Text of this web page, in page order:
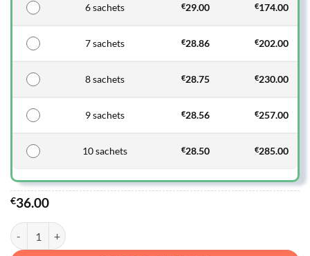
6 sachets €29.00 €174.00
7 sachets €28.86 €202.00
8 sachets €28.75 €230.00
9 sachets €28.56 €257.00
10 sachets €28.50 €285.00
€36.00
quantité de Fosfomycine